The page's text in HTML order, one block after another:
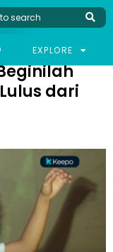
EXPLORE
BRANDON SETELAH
dari